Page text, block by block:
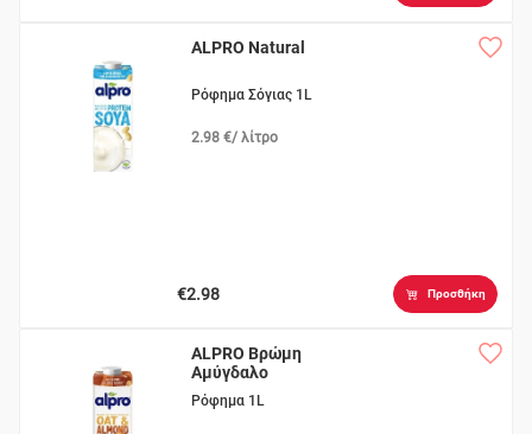
ALPRO Natural
Ρόφημα Σόγιας 1L
2.98 €/ λίτρο
€2.98 Προσθήκη
ALPRO Βρώμη
Αμύγδαλο
Ρόφημα 1L